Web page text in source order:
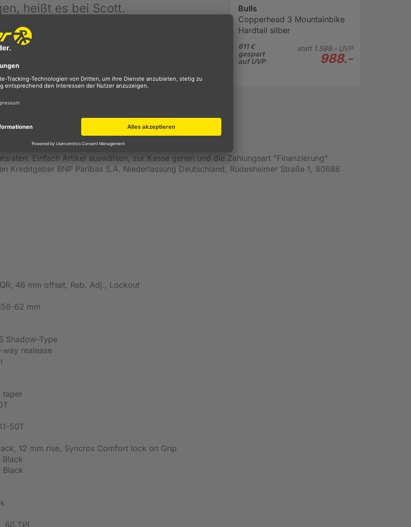
heißt es bei Scott.
was ihnen als das einzig richtige erscheint. Dieser
von Scott wieder und drückt die Bedeutung des
die einfach machen möchten und leidenschaftlich dafür
richtigen Grund: Weil sie es lieben. Mehr als
sondern um Persönlichkeit, Leidenschaft und
Perfektion ist unerreichbar aber es ist schön
Bulls
Copperhead 3 Mountainbike
Hardtail silber
611 €
gespart
auf UVP
statt 1.599.-UVP
988.-
Einfach Artikel auswählen, zur Kasse gehen und die Zahlungsart "Finanzierung"
Kreditgeber BNP Paribas S.A. Niederlassung Deutschland, Rüdesheimer Straße 1, 80686
46 mm offset, Reb. Adj., Lockout
62 mm
Shadow-Type
way realease
taper
50T
12 mm rise, Syncros Comfort lock on Grip
Black
Black
60 TPI